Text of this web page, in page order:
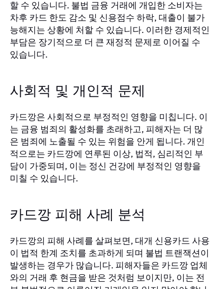
할 수 있습니다. 불법 금융 거래에 개입한 소비자는
차후 카드 한도 감소 및 신용점수 하락, 대출이 불가
능해지는 상황에 처할 수 있습니다. 이러한 경제적인
부담은 장기적으로 더 큰 재정적 문제로 이어질 수
있습니다.
사회적 및 개인적 문제
카드깡은 사회적으로 부정적인 영향을 미칩니다. 이
는 금융 범죄의 활성화를 초래하고, 피해자는 더 많
은 범죄에 노출될 수 있는 위험을 안게 됩니다. 개인
적으로는 카드깡에 연루된 이상, 법적, 심리적인 부
담이 가중되며, 이는 정신 건강에 부정적인 영향을
미칠 수 있습니다.
카드깡 피해 사례 분석
카드깡의 피해 사례를 살펴보면, 대개 신용카드 사용
이 법적 한계 조치를 초과하게 되며 불법 트랜잭션이
발생하는 경우가 많습니다. 피해자들은 카드깡 업체
와의 거래 후 현금을 받은 것처럼 보이지만, 이는 전